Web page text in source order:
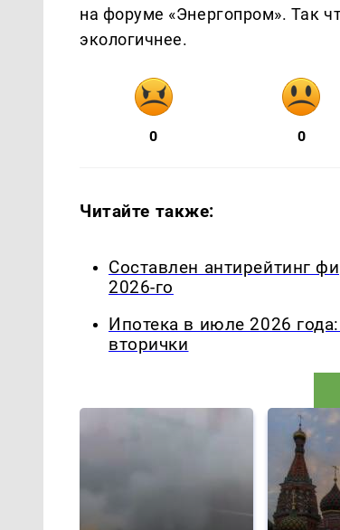
на форуме «Энергопром». Так
экологичнее.
0 0
Читайте также:
Составлен антирейтинг
2026-го
Ипотека в июле 2026
вторички